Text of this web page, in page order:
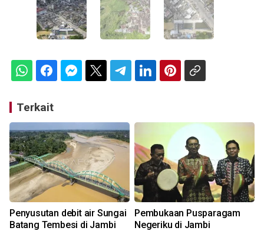
Terkait
Penyusutan debit air Sungai
Batang Tembesi di Jambi
Pembukaan Pusparagam
Negeriku di Jambi